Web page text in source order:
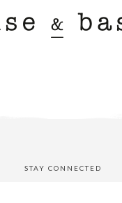
STAY CONNECTED